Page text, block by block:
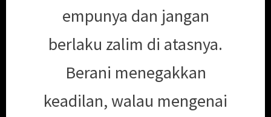
empunya dan jangan
berlaku zalim di atasnya.
Berani menegakkan
keadilan, walau mengenai